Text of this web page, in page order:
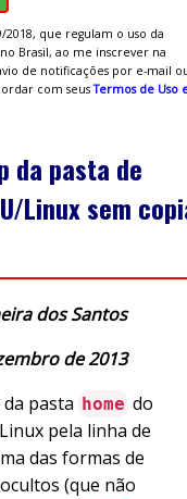
2018, que regulam o uso da
Brasil, ao me inscrever na
de notificações por e-mail
com seusTermos de Uso
da pasta de
Linux sem
dos Santos
de 2013
pasta home do
pela linha de
das formas de
(que não